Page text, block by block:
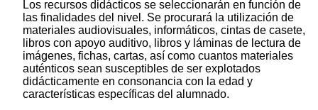
Los recursos didácticos se seleccionarán en función de
las finalidades del nivel. Se procurará la utilización de
materiales audiovisuales, informáticos, cintas de casete,
libros con apoyo auditivo, libros y láminas de lectura de
imágenes, fichas, cartas, así como cuantos materiales
auténticos sean susceptibles de ser explotados
didácticamente en consonancia con la edad y
características específicas del alumnado.